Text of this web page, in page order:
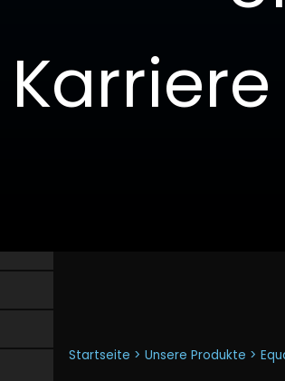
Karriere
Startseite > Unsere Produkte >